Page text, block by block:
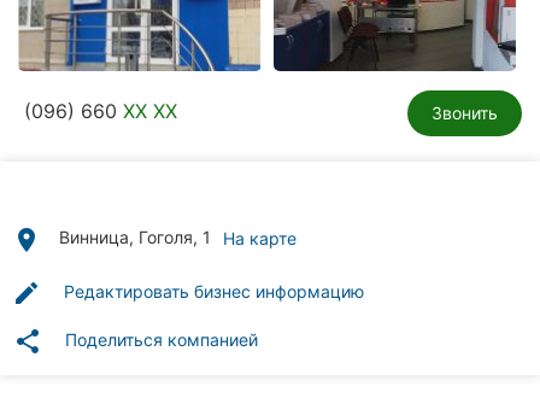
клиники
Частные
Все
(096) 660 XX XX Звонить
place Винница, Гоголя, 1 На карте
edit Редактировать бизнес информацию
share Поделиться компанией